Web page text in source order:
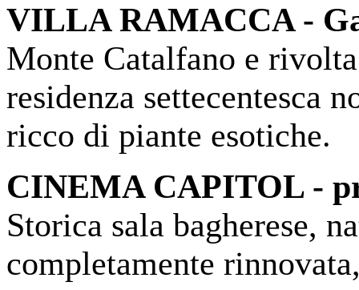
VILLA RAMACCA -
Monte Catalfano e
residenza settecentesca
ricco di piante esotiche.
CINEMA CAPITOL -
Storica sala bagherese,
completamente